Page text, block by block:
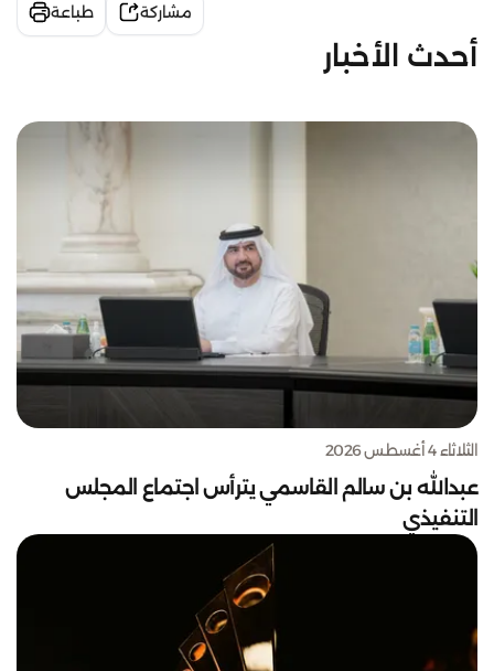
مشاركة طباعة
أحدث الأخبار
الثلاثاء 4 أغسطس 2026
عبدالله بن سالم القاسمي يترأس اجتماع المجلس
التنفيذي